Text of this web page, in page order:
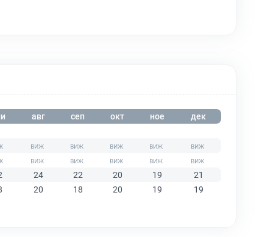
авг сеп окт ное дек
24 22 20 19
21
20 18 20 19 19